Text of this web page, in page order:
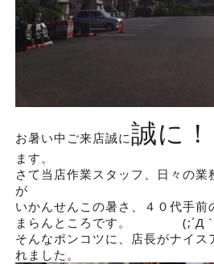
お暑い中ご来店誠に誠に！
ます。
さて当店作業スタッフ、日々の業
が
いかんせんこの暑さ、４０代手前
まらんところです。 (;´Д
そんなポンコツに、店長がナイス
れました。